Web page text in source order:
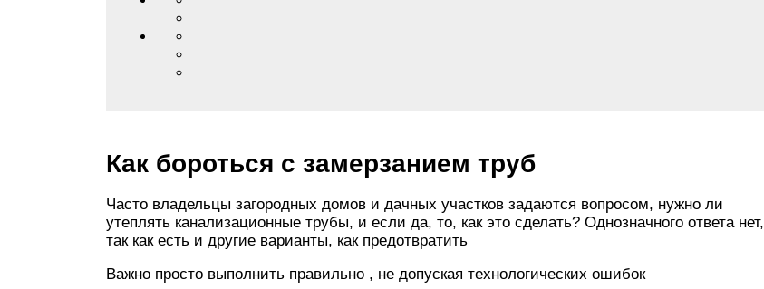
Как бороться с замерзанием труб
Часто владельцы загородных домов и дачных участков задаются вопросом, нужно ли
утеплять канализационные трубы, и если да, то, как это сделать? Однозначного ответа нет,
так как есть и другие варианты, как предотвратить
Важно просто выполнить правильно , не допуская технологических ошибок